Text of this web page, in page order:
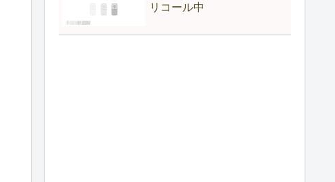
リコール中